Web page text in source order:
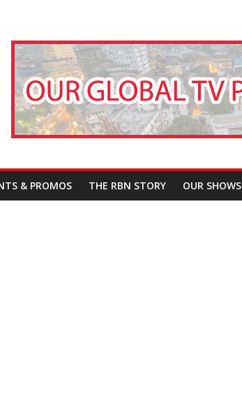
Our Understanding of Justice
& PROMOS THE RBN STORY OUR SHOWS